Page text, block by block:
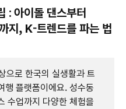
: 아이돌 댄스부터
지, K-트렌드를 파는 법
으로 한국의 실생활과 트
행 플랫폼이에요. 성수동
수업까지 다양한 체험을